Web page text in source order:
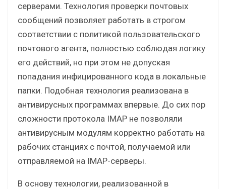
серверами. Технология проверки почтовых
сообщений позволяет работать в строгом
соответствии с политикой пользовательского
почтового агента, полностью соблюдая логику
его действий, но при этом не допуская
попадания инфицированного кода в локальные
папки. Подобная технология реализована в
антивирусных программах впервые. До сих пор
сложности протокола IMAP не позволяли
антивирусным модулям корректно работать на
рабочих станциях с почтой, получаемой или
отправляемой на IMAP-серверы.
В основу технологии, реализованной в